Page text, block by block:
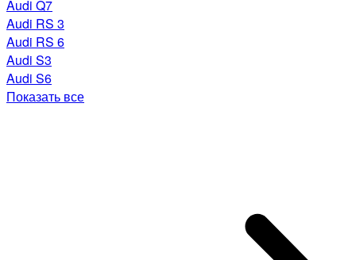
Audi Q7
Audi RS 3
Audi RS 6
Audi S3
Audi S6
Показать все